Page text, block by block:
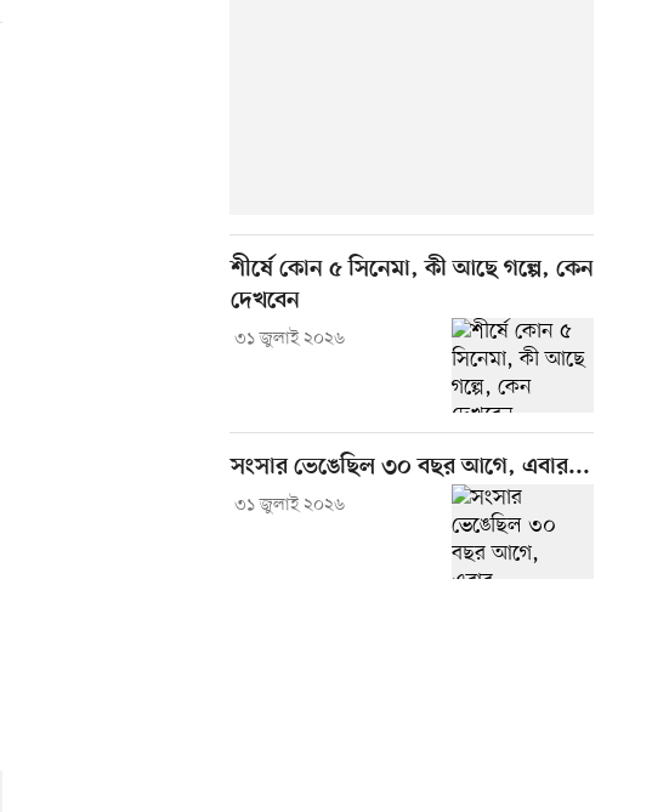
শীর্ষে কোন ৫ সিনেমা, কী আছে গল্পে, কেন
দেখবেন
৩১ জুলাই ২০২৬
সংসার ভেঙেছিল ৩০ বছর আগে, এবার...
৩১ জুলাই ২০২৬